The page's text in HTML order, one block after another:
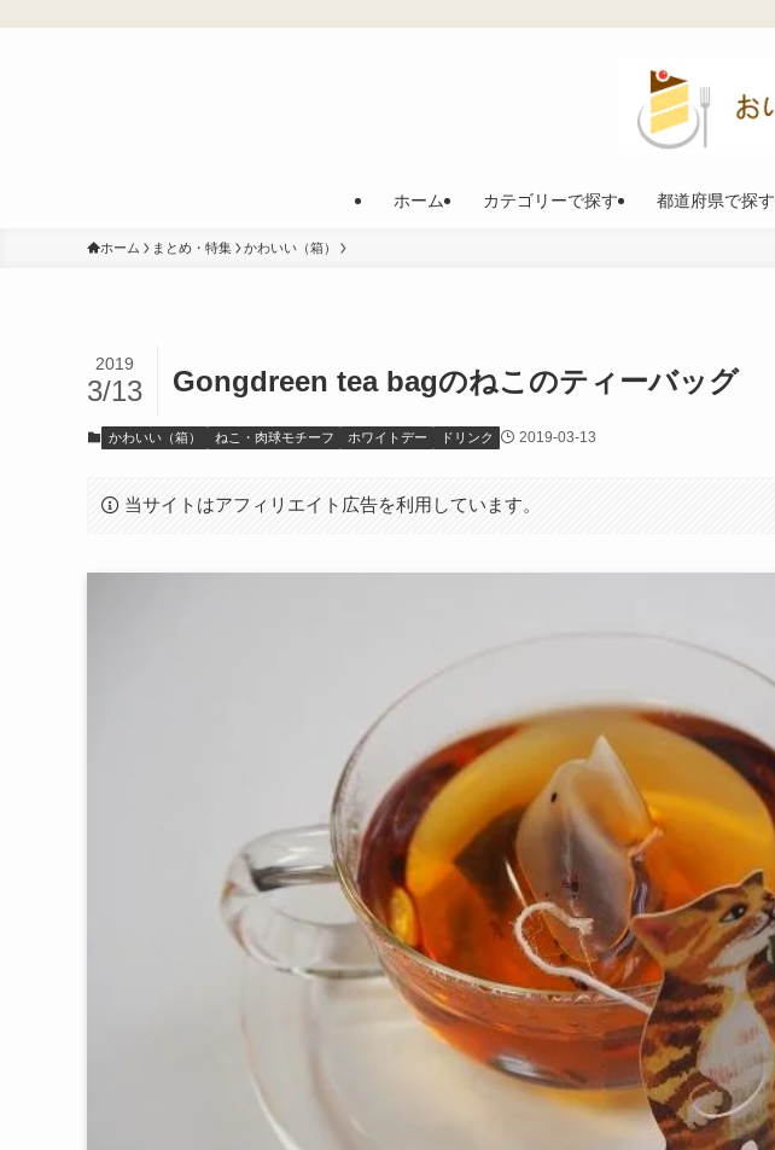
ホーム カテゴリーで探す 都道府県で探す
ホーム まとめ・特集 かわいい（箱）
Gongdreen tea bagのねこのティーバッグ
2019
3/13
かわいい（箱） ねこ・肉球モチーフ ホワイトデー ドリンク 2019-03-13
当サイトはアフィリエイト広告を利用しています。